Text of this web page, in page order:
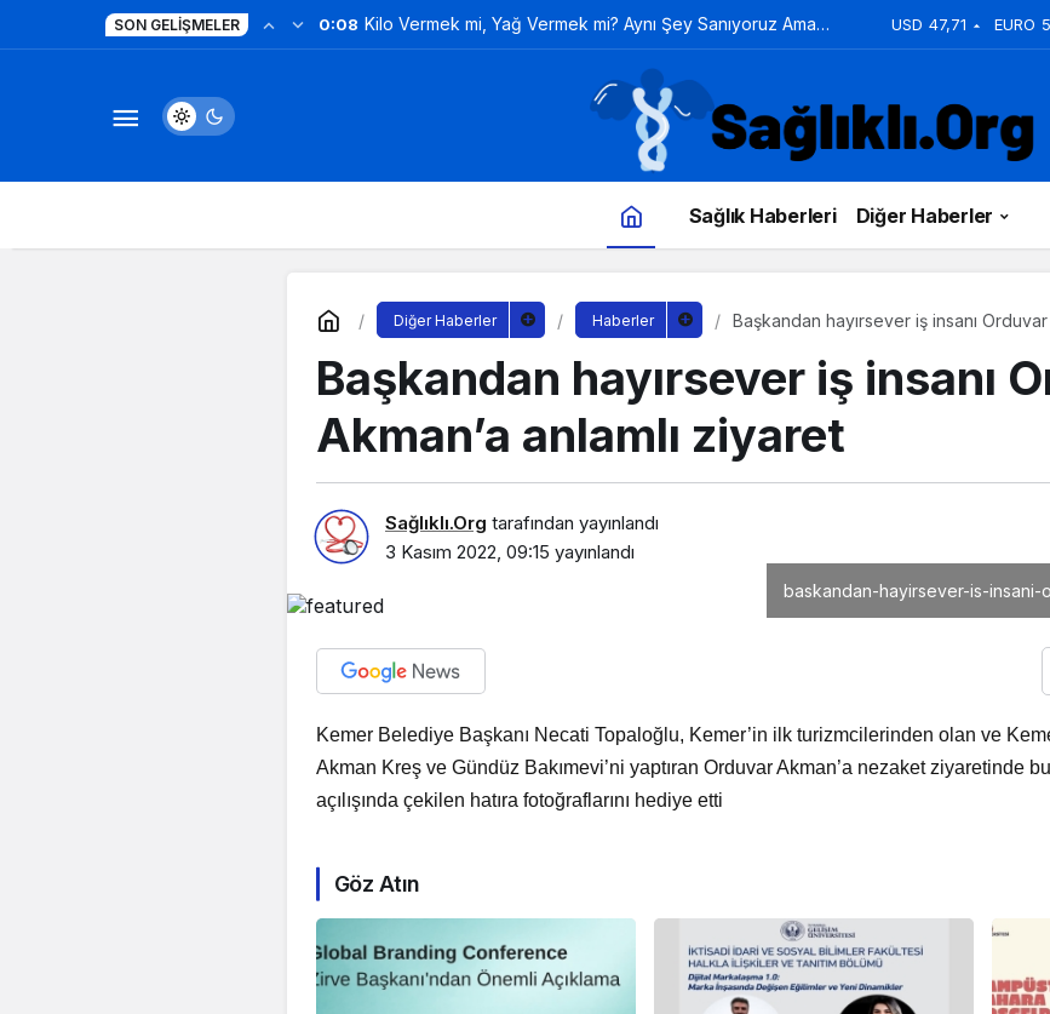
SON GELIŞMELER 0:08 Kilo Vermek mi, Yağ Vermek mi? Aynı Şey Sanıyoruz Ama USD 47,71 EURO
Sağlık Haberleri Diğer Haberler
Diğer Haberler Haberler Başkandan hayırsever iş insanı
Başkandan hayırsever iş insanı
Akman’a anlamlı ziyaret
Sağlıklı.Org tarafından yayınlandı
3 Kasım 2022, 09:15 yayınlandı
baskandan-hayirsever-is-insani-
Kemer Belediye Başkanı Necati Topaloğlu, Kemer’in ilk turizmcilerinden olan ve
Akman Kreş ve Gündüz Bakımevi’ni yaptıran Orduvar Akman’a nezaket ziyaretinde
açılışında çekilen hatıra fotoğraflarını hediye etti
Göz Atın